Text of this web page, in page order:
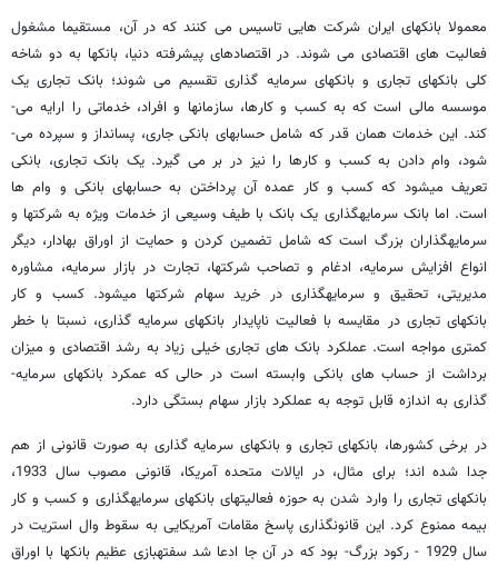
معمولا بانکهای ایران شرکت هایی تاسیس می ­کنند که در آن، مستقیما مشغول
فعالیت های اقتصادی می­ شوند. در اقتصادهای پیشرفته دنیا، بانکها به دو شاخه
کلی بانکهای تجاری و بانکهای سرمایه­ گذاری تقسیم می­ شوند؛ بانک تجاری یک
موسسه مالی است که به کسب و کارها، سازمانها و افراد، خدماتی را ارایه می­
کند. این خدمات همان قدر که شامل حسابهای بانکی جاری، پس­انداز و سپرده می­
شود، وام دادن به کسب و کارها را نیز در بر می­ گیرد. یک بانک تجاری، بانکی
تعریف می­شود که کسب و کار عمده آن پرداختن به حسابهای بانکی و وام ها
است. اما بانک سرمایه­گذاری یک بانک با طیف وسیعی از خدمات ویژه به شرکتها و
سرمایه­گذاران بزرگ است که شامل تضمین کردن و حمایت از اوراق بهادار، دیگر
انواع افزایش سرمایه، ادغام و تصاحب شرکتها، تجارت در بازار سرمایه، مشاوره
مدیریتی، تحقیق و سرمایه­گذاری در خرید سهام شرکتها می­شود. کسب و کار
بانکهای تجاری در مقایسه با فعالیت ناپایدار بانکهای سرمایه­ گذاری، نسبتا با خطر
کمتری مواجه است. عملکرد بانک های تجاری خیلی زیاد به رشد اقتصادی و میزان
برداشت از حساب های بانکی وابسته است در حالی که عمکرد بانکهای سرمایه­
گذاری به اندازه قابل توجه به عملکرد بازار سهام بستگی دارد.
در برخی کشورها، بانکهای تجاری و بانکهای سرمایه­ گذاری به صورت قانونی از هم
جدا شده ­اند؛ برای مثال، در ایالات متحده آمریکا، قانونی مصوب سال 1933،
بانکهای تجاری را وارد شدن به حوزه فعالیتهای بانکهای سرمایه­گذاری و کسب و کار
بیمه ممنوع کرد. این قانون­گذاری پاسخ مقامات آمریکایی به سقوط وال استریت در
سال 1929 - رکود بزرگ- بود که در آن جا ادعا شد سفته­بازی عظیم بانکها با اوراق